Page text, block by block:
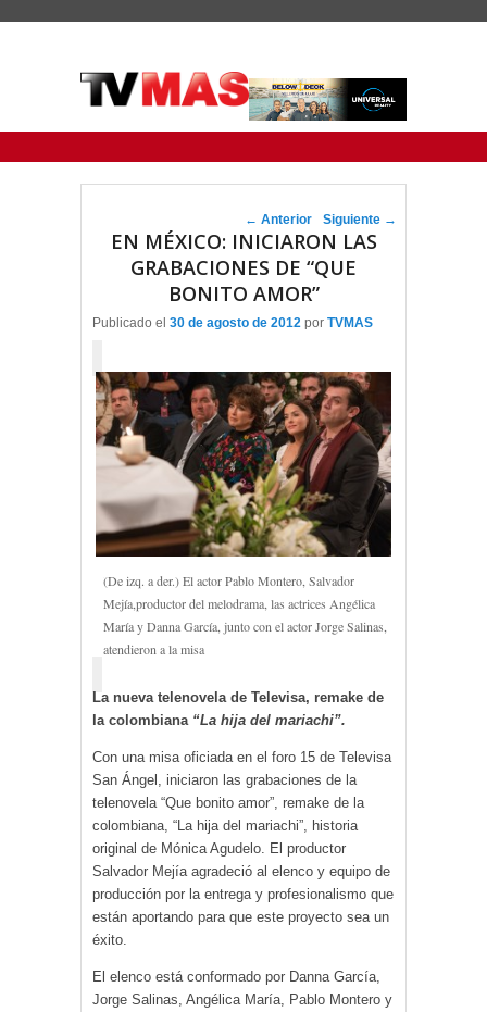
Navegador de artículos
← Anterior Siguiente →
EN MÉXICO: INICIARON LAS
GRABACIONES DE “QUE
BONITO AMOR”
Publicado el 30 de agosto de 2012 por TVMAS
(De izq. a der.) El actor Pablo Montero, Salvador
Mejía,productor del melodrama, las actrices Angélica
María y Danna García, junto con el actor Jorge Salinas,
atendieron a la misa
La nueva telenovela de Televisa, remake de
la colombiana “La hija del mariachi”.
Con una misa oficiada en el foro 15 de Televisa
San Ángel, iniciaron las grabaciones de la
telenovela “Que bonito amor”, remake de la
colombiana, “La hija del mariachi”, historia
original de Mónica Agudelo. El productor
Salvador Mejía agradeció al elenco y equipo de
producción por la entrega y profesionalismo que
están aportando para que este proyecto sea un
éxito.
El elenco está conformado por Danna García,
Jorge Salinas, Angélica María, Pablo Montero y